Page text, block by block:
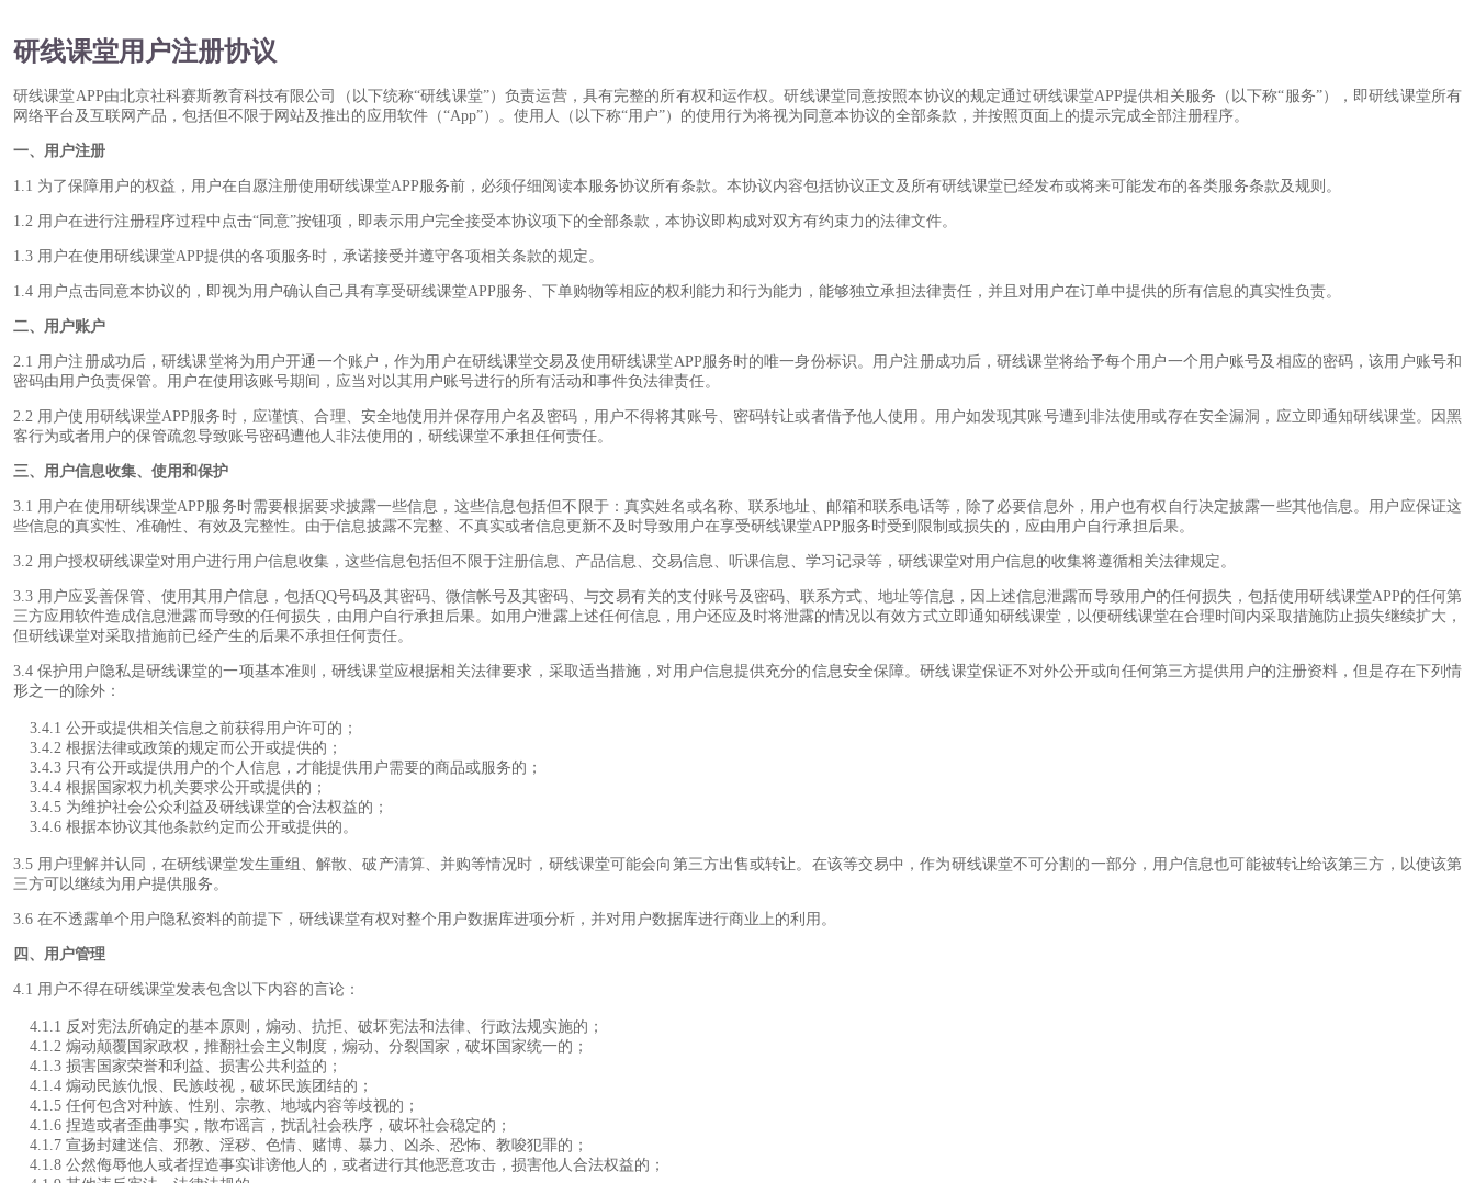
研线课堂用户注册协议
研线课堂APP由北京社科赛斯教育科技有限公司（以下统称“研线课堂”）负责运营，具有完整的所有权和运作权。研线课堂同意按照本协议的规定通过研线课堂APP提供相关服务（以下称“服务”），即研线课堂所有
网络平台及互联网产品，包括但不限于网站及推出的应用软件（“App”）。使用人（以下称“用户”）的使用行为将视为同意本协议的全部条款，并按照页面上的提示完成全部注册程序。
一、用户注册
1.1 为了保障用户的权益，用户在自愿注册使用研线课堂APP服务前，必须仔细阅读本服务协议所有条款。本协议内容包括协议正文及所有研线课堂已经发布或将来可能发布的各类服务条款及规则。
1.2 用户在进行注册程序过程中点击“同意”按钮项，即表示用户完全接受本协议项下的全部条款，本协议即构成对双方有约束力的法律文件。
1.3 用户在使用研线课堂APP提供的各项服务时，承诺接受并遵守各项相关条款的规定。
1.4 用户点击同意本协议的，即视为用户确认自己具有享受研线课堂APP服务、下单购物等相应的权利能力和行为能力，能够独立承担法律责任，并且对用户在订单中提供的所有信息的真实性负责。
二、用户账户
2.1 用户注册成功后，研线课堂将为用户开通一个账户，作为用户在研线课堂交易及使用研线课堂APP服务时的唯一身份标识。用户注册成功后，研线课堂将给予每个用户一个用户账号及相应的密码，该用户账号和
密码由用户负责保管。用户在使用该账号期间，应当对以其用户账号进行的所有活动和事件负法律责任。
2.2 用户使用研线课堂APP服务时，应谨慎、合理、安全地使用并保存用户名及密码，用户不得将其账号、密码转让或者借予他人使用。用户如发现其账号遭到非法使用或存在安全漏洞，应立即通知研线课堂。因黑
客行为或者用户的保管疏忽导致账号密码遭他人非法使用的，研线课堂不承担任何责任。
三、用户信息收集、使用和保护
3.1 用户在使用研线课堂APP服务时需要根据要求披露一些信息，这些信息包括但不限于：真实姓名或名称、联系地址、邮箱和联系电话等，除了必要信息外，用户也有权自行决定披露一些其他信息。用户应保证这
些信息的真实性、准确性、有效及完整性。由于信息披露不完整、不真实或者信息更新不及时导致用户在享受研线课堂APP服务时受到限制或损失的，应由用户自行承担后果。
3.2 用户授权研线课堂对用户进行用户信息收集，这些信息包括但不限于注册信息、产品信息、交易信息、听课信息、学习记录等，研线课堂对用户信息的收集将遵循相关法律规定。
3.3 用户应妥善保管、使用其用户信息，包括QQ号码及其密码、微信帐号及其密码、与交易有关的支付账号及密码、联系方式、地址等信息，因上述信息泄露而导致用户的任何损失，包括使用研线课堂APP的任何第
三方应用软件造成信息泄露而导致的任何损失，由用户自行承担后果。如用户泄露上述任何信息，用户还应及时将泄露的情况以有效方式立即通知研线课堂，以便研线课堂在合理时间内采取措施防止损失继续扩大，
但研线课堂对采取措施前已经产生的后果不承担任何责任。
3.4 保护用户隐私是研线课堂的一项基本准则，研线课堂应根据相关法律要求，采取适当措施，对用户信息提供充分的信息安全保障。研线课堂保证不对外公开或向任何第三方提供用户的注册资料，但是存在下列情
形之一的除外：
3.4.1 公开或提供相关信息之前获得用户许可的；
3.4.2 根据法律或政策的规定而公开或提供的；
3.4.3 只有公开或提供用户的个人信息，才能提供用户需要的商品或服务的；
3.4.4 根据国家权力机关要求公开或提供的；
3.4.5 为维护社会公众利益及研线课堂的合法权益的；
3.4.6 根据本协议其他条款约定而公开或提供的。
3.5 用户理解并认同，在研线课堂发生重组、解散、破产清算、并购等情况时，研线课堂可能会向第三方出售或转让。在该等交易中，作为研线课堂不可分割的一部分，用户信息也可能被转让给该第三方，以使该第
三方可以继续为用户提供服务。
3.6 在不透露单个用户隐私资料的前提下，研线课堂有权对整个用户数据库进项分析，并对用户数据库进行商业上的利用。
四、用户管理
4.1 用户不得在研线课堂发表包含以下内容的言论：
4.1.1 反对宪法所确定的基本原则，煽动、抗拒、破坏宪法和法律、行政法规实施的；
4.1.2 煽动颠覆国家政权，推翻社会主义制度，煽动、分裂国家，破坏国家统一的；
4.1.3 损害国家荣誉和利益、损害公共利益的；
4.1.4 煽动民族仇恨、民族歧视，破坏民族团结的；
4.1.5 任何包含对种族、性别、宗教、地域内容等歧视的；
4.1.6 捏造或者歪曲事实，散布谣言，扰乱社会秩序，破坏社会稳定的；
4.1.7 宣扬封建迷信、邪教、淫秽、色情、赌博、暴力、凶杀、恐怖、教唆犯罪的；
4.1.8 公然侮辱他人或者捏造事实诽谤他人的，或者进行其他恶意攻击，损害他人合法权益的；